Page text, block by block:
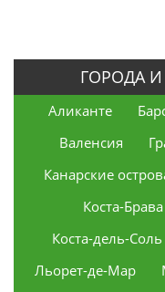
ГОРОДА
Аликанте
Валенсия
Канарские
Коста-Брава
Коста-дель-Соль
Льорет-де-Мар